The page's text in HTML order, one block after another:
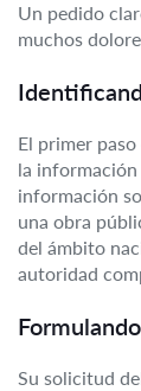
Un pedido
muchos
El primer
la
información
una obra
del ámbito
autoridad
Su solicitud